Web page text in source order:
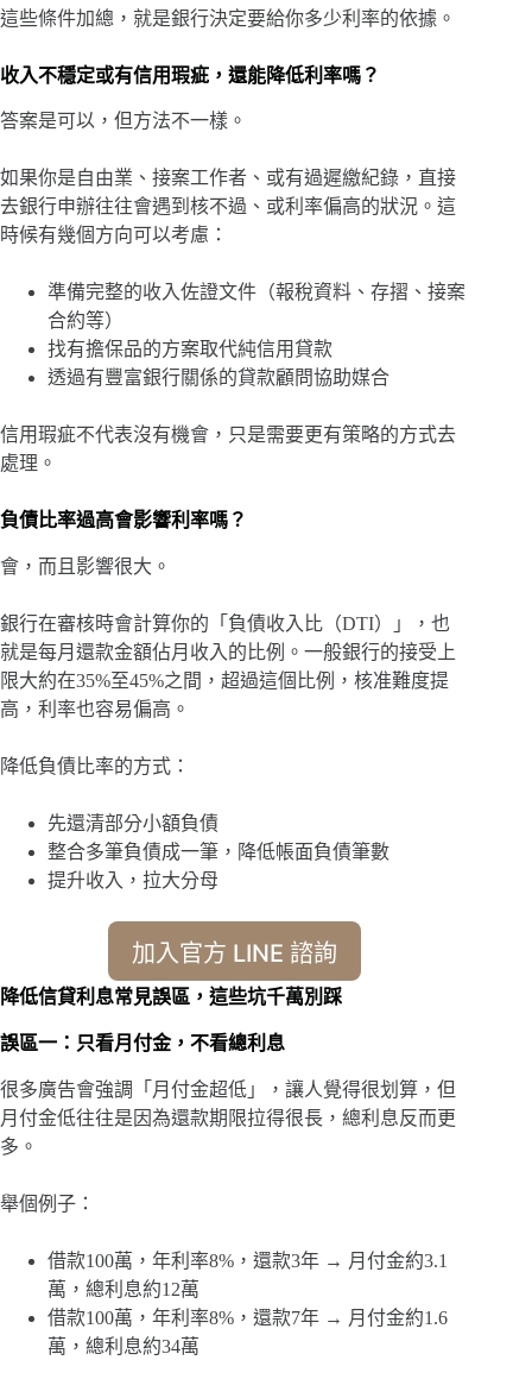
這些條件加總，就是銀行決定要給你多少利率的依據。
收入不穩定或有信用瑕疵，還能降低利率嗎？
答案是可以，但方法不一樣。
如果你是自由業、接案工作者、或有過遲繳紀錄，直接
去銀行申辦往往會遇到核不過、或利率偏高的狀況。這
時候有幾個方向可以考慮：
準備完整的收入佐證文件（報稅資料、存摺、接案
合約等）
找有擔保品的方案取代純信用貸款
透過有豐富銀行關係的貸款顧問協助媒合
信用瑕疵不代表沒有機會，只是需要更有策略的方式去
處理。
負債比率過高會影響利率嗎？
會，而且影響很大。
銀行在審核時會計算你的「負債收入比（DTI）」，也
就是每月還款金額佔月收入的比例。一般銀行的接受上
限大約在35%至45%之間，超過這個比例，核准難度提
高，利率也容易偏高。
降低負債比率的方式：
先還清部分小額負債
整合多筆負債成一筆，降低帳面負債筆數
提升收入，拉大分母
加入官方 LINE 諮詢
降低信貸利息常見誤區，這些坑千萬別踩
誤區一：只看月付金，不看總利息
很多廣告會強調「月付金超低」，讓人覺得很划算，但
月付金低往往是因為還款期限拉得很長，總利息反而更
多。
舉個例子：
借款100萬，年利率8%，還款3年 → 月付金約3.1
萬，總利息約12萬
借款100萬，年利率8%，還款7年 → 月付金約1.6
萬，總利息約34萬